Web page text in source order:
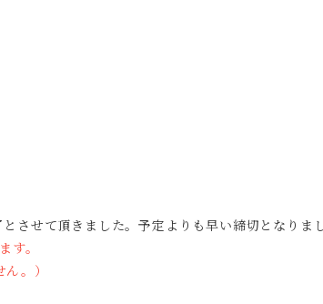
させて頂きました。予定よりも早い締切となりま
す。
。）